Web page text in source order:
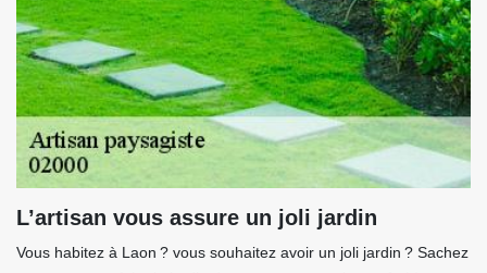
L’artisan vous assure un joli jardin
Vous habitez à Laon ? vous souhaitez avoir un joli jardin ? Sachez